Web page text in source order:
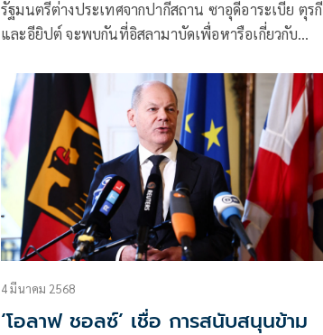
รัฐมนตรีต่างประเทศจากปากีสถาน ซาอุดีอาระเบีย ตุรกี
และอียิปต์ จะพบกันที่อิสลามาบัดเพื่อหารือเกี่ยวกับ
4 มีนาคม 2568
‘โอลาฟ ชอลซ์’ เชื่อ การสนับสนุนข้าม